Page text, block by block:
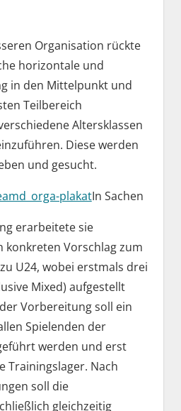
Organisation rückte
horizontale und
in den Mittelpunkt und
Teilbereich
Altersklassen
Diese werden
und gesucht.
In Sachen
erarbeitete sie
konkreten Vorschlag zum
U24, wobei erstmals drei
Mixed) aufgestellt
Vorbereitung soll ein
Spielenden der
werden und erst
Trainingslager. Nach
soll die
gleichzeitig